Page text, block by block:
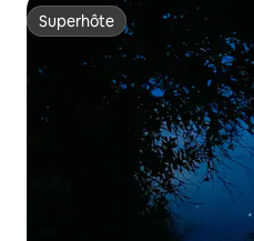
Superhôte
Superhôte